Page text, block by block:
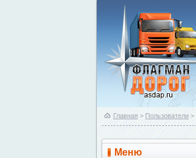
Главная > Пользователи >
Меню